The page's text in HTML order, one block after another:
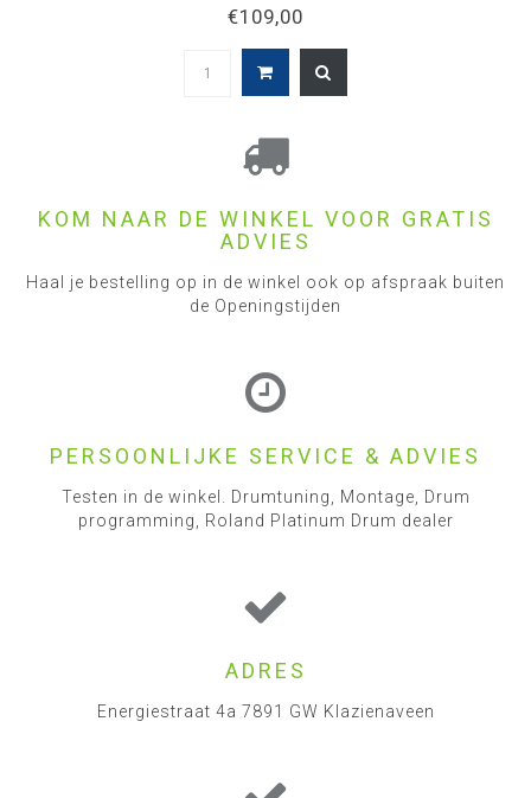
€109,00
KOM NAAR DE WINKEL VOOR GRATIS
ADVIES
Haal je bestelling op in de winkel ook op afspraak buiten
de Openingstijden
PERSOONLIJKE SERVICE & ADVIES
Testen in de winkel. Drumtuning, Montage, Drum
programming, Roland Platinum Drum dealer
ADRES
Energiestraat 4a 7891 GW Klazienaveen